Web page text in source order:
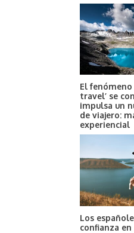
El fenómeno
travel’ se
impulsa un
de viajero:
experiencial
Los
confianza